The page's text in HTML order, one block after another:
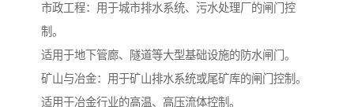
市政工程：用于城市排水系统、污水处理厂的闸门控
制。
适用于地下管廊、隧道等大型基础设施的防水闸门。
矿山与冶金：用于矿山排水系统或尾矿库的闸门控制。
适用于冶金行业的高温、高压流体控制。